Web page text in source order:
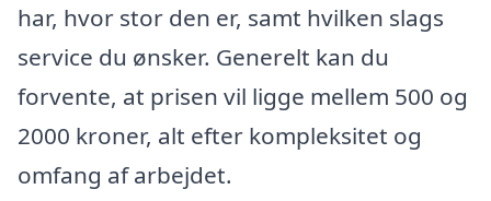
har, hvor stor den er, samt hvilken slags
service du ønsker. Generelt kan du
forvente, at prisen vil ligge mellem 500 og
2000 kroner, alt efter kompleksitet og
omfang af arbejdet.